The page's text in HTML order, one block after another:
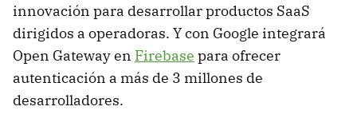
innovación para desarrollar productos SaaS
dirigidos a operadoras. Y con Google integrará
Open Gateway en Firebase para ofrecer
autenticación a más de 3 millones de
desarrolladores.